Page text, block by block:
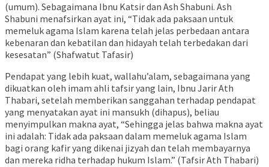
(umum). Sebagaimana Ibnu Katsir dan Ash Shabuni. Ash
Shabuni menafsirkan ayat ini, “Tidak ada paksaan untuk
memeluk agama Islam karena telah jelas perbedaan antara
kebenaran dan kebatilan dan hidayah telah terbedakan dari
kesesatan” (Shafwatut Tafasir)
Pendapat yang lebih kuat, wallahu’alam, sebagaimana yang
dikuatkan oleh imam ahli tafsir yang lain, Ibnu Jarir Ath
Thabari, setelah memberikan sanggahan terhadap pendapat
yang menyatakan ayat ini mansukh (dihapus), beliau
menyimpulkan makna ayat, “Sehingga jelas bahwa makna ayat
ini adalah: Tidak ada paksaan dalam memeluk agama Islam
bagi orang kafir yang dikenai jizyah dan telah membayarnya
dan mereka ridha terhadap hukum Islam.” (Tafsir Ath Thabari)